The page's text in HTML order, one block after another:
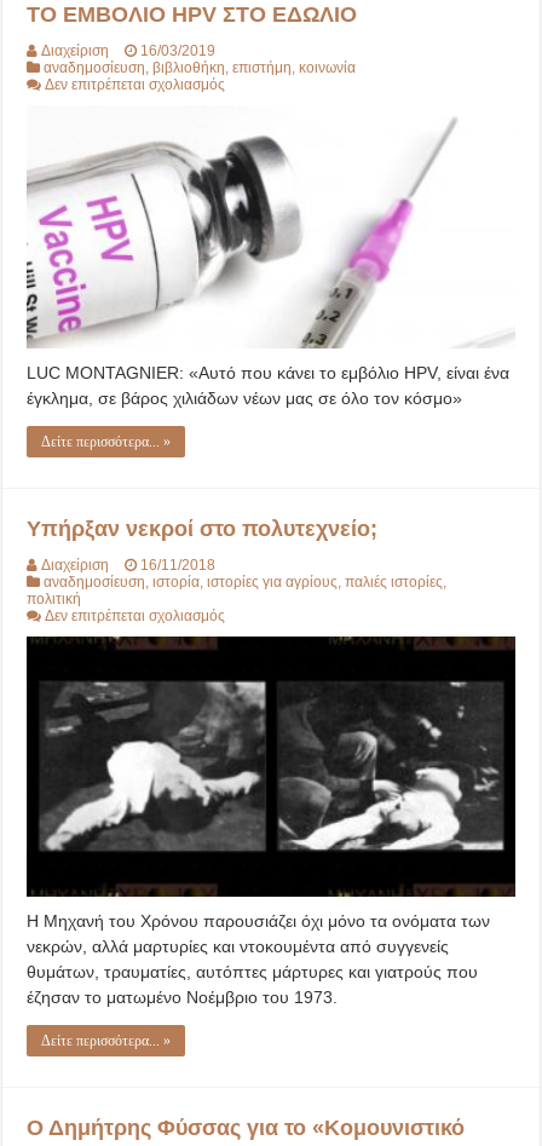
ΤΟ ΕΜΒΟΛΙΟ HPV ΣΤΟ ΕΔΩΛΙΟ
Διαχείριση
16/03/2019
αναδημοσίευση ,βιβλιοθήκη ,επιστήμη ,κοινωνία
Δεν επιτρέπεται σχολιασμός
HPV
ΣΤΟ
ΕΔΩΛΙΟ
LUC MONTAGNIER: «Αυτό που κάνει το εμβόλιο HPV, είναι ένα
έγκλημα, σε βάρος χιλιάδων νέων μας σε όλο τον κόσμο»
Δείτε περισσότερα... »
Υπήρξαν νεκροί στο πολυτεχνείο;
Διαχείριση
16/11/2018
αναδημοσίευση,ιστορία,ιστορίες για αγρίους,παλιές ιστορίες,
πολιτική
Δεν επιτρέπεται σχολιασμός
πολυτεχνείο;
Η Μηχανή του Χρόνου παρουσιάζει όχι μόνο τα ονόματα των
νεκρών, αλλά μαρτυρίες και ντοκουμέντα από συγγενείς
θυμάτων, τραυματίες, αυτόπτες μάρτυρες και γιατρούς που
έζησαν το ματωμένο Νοέμβριο του 1973.
Δείτε περισσότερα... »
Ο Δημήτρης Φύσσας για το «Κομουνιστικό